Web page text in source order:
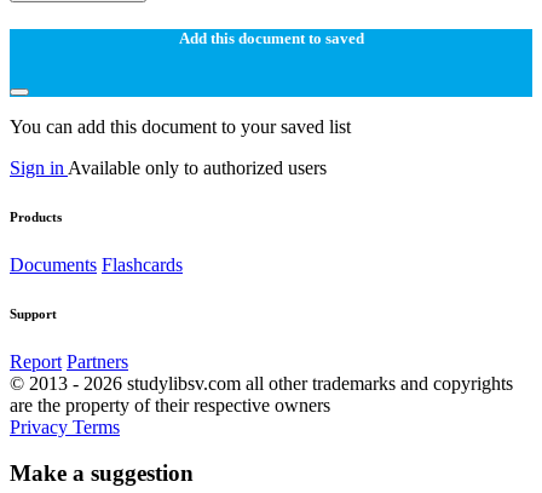
Add this document to saved
You can add this document to your saved list
Sign in Available only to authorized users
Products
Documents Flashcards
Support
Report Partners
© 2013 - 2026 studylibsv.com all other trademarks and copyrights
are the property of their respective owners
Privacy Terms
Make a suggestion